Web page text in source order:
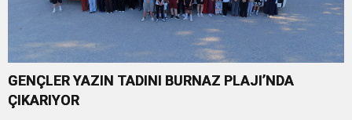
GENÇLER YAZIN TADINI BURNAZ PLAJI’NDA
ÇIKARIYOR